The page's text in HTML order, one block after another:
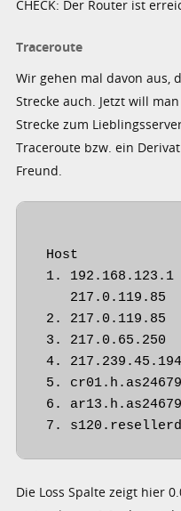
CHECK: Der Router ist
Traceroute
Wir gehen mal davon aus,
Strecke auch. Jetzt will
Strecke zum
Traceroute bzw. ein
Freund.
Packets
Host
1. 192.168.123.1
217.0.119.85
2. 217.0.119.85
3. 217.0.65.250
4.
5.
6.
7.
Die Loss Spalte zeigt hier